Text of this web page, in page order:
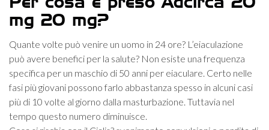
mg 20 mg?
Quante volte può venire un uomo in 24 ore? L’eiaculazione
può avere benefici per la salute? Non esiste una frequenza
specifica per un maschio di 50 anni per eiaculare. Certo nelle
fasi più giovani possono farlo abbastanza spesso in alcuni casi
più di 10 volte al giorno dalla masturbazione. Tuttavia nel
tempo questo numero diminuisce.